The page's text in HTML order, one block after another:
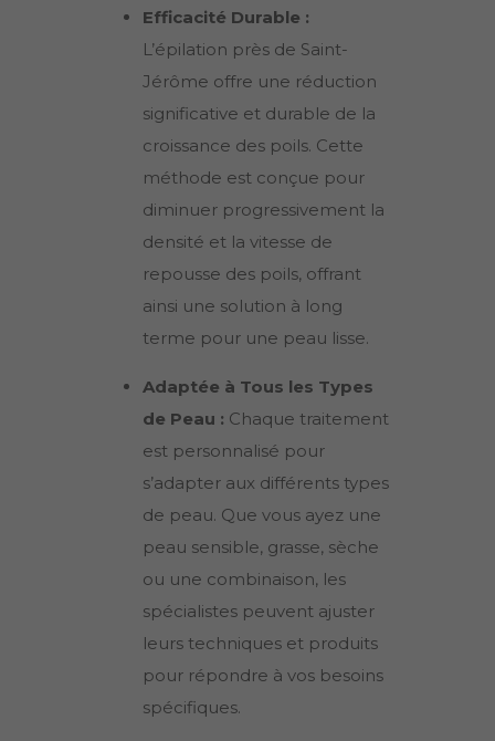
Efficacité Durable :
L’épilation près de Saint-
Jérôme offre une réduction
significative et durable de la
croissance des poils. Cette
méthode est conçue pour
diminuer progressivement la
densité et la vitesse de
repousse des poils, offrant
ainsi une solution à long
terme pour une peau lisse.
Adaptée à Tous les Types
de Peau : Chaque traitement
est personnalisé pour
s’adapter aux différents types
de peau. Que vous ayez une
peau sensible, grasse, sèche
ou une combinaison, les
spécialistes peuvent ajuster
leurs techniques et produits
pour répondre à vos besoins
spécifiques.